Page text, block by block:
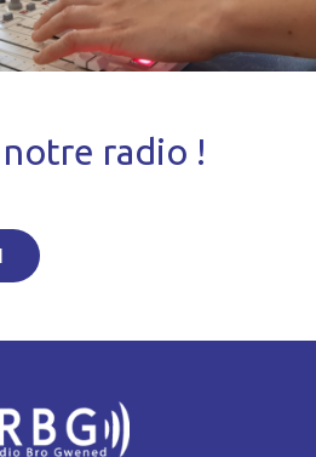
notre radio !